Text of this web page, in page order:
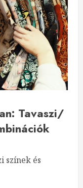
Tavaszi/
színek és